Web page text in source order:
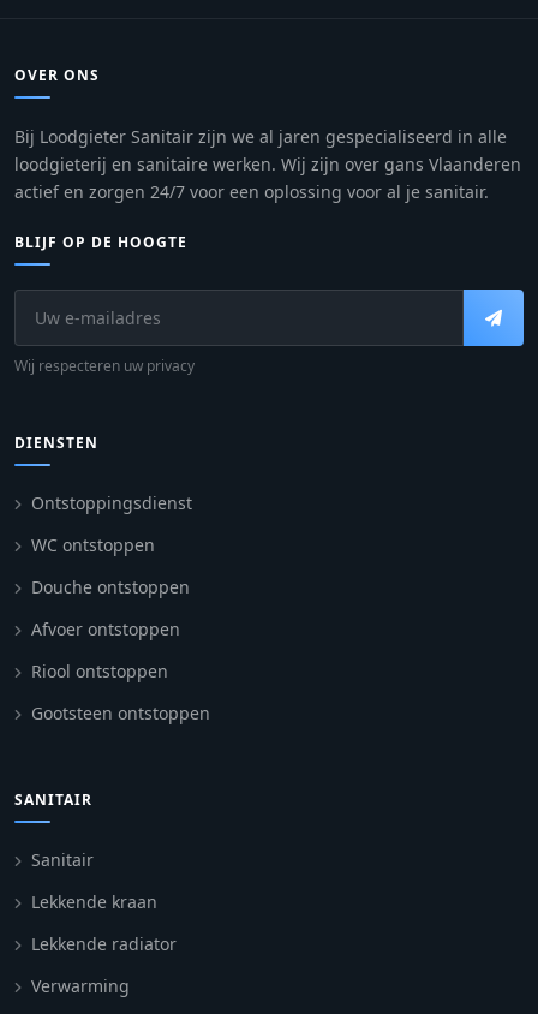
OVER ONS
Bij Loodgieter Sanitair zijn we al jaren gespecialiseerd in alle
loodgieterij en sanitaire werken. Wij zijn over gans Vlaanderen
actief en zorgen 24/7 voor een oplossing voor al je sanitair.
BLIJF OP DE HOOGTE
Wij respecteren uw privacy
DIENSTEN
Ontstoppingsdienst
WC ontstoppen
Douche ontstoppen
Afvoer ontstoppen
Riool ontstoppen
Gootsteen ontstoppen
SANITAIR
Sanitair
Lekkende kraan
Lekkende radiator
Verwarming